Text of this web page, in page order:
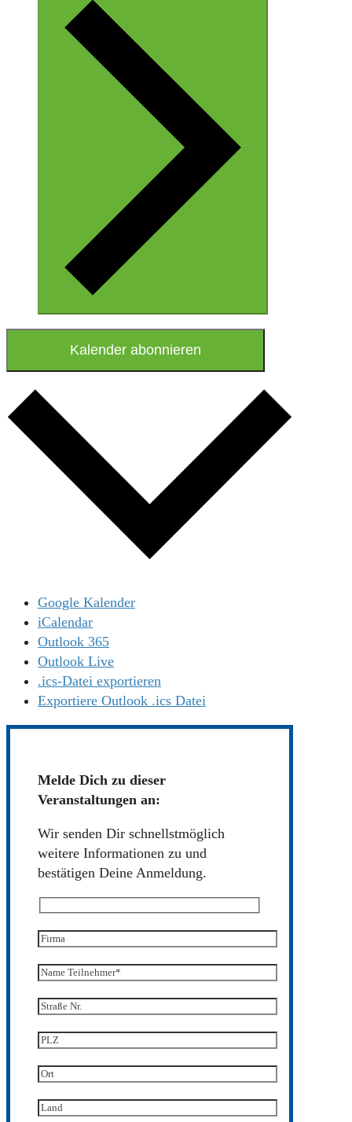
Kalender abonnieren
Google Kalender
iCalendar
Outlook 365
Outlook Live
.ics-Datei exportieren
Exportiere Outlook .ics Datei
Melde Dich zu dieser
Veranstaltungen an:
Wir senden Dir schnellstmöglich
weitere Informationen zu und
bestätigen Deine Anmeldung.